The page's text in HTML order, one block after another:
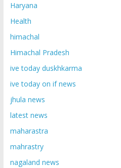
Haryana
Health
himachal
Himachal Pradesh
ive today duskhkarma
ive today on if news
jhula news
latest news
maharastra
mahrastry
nagaland news